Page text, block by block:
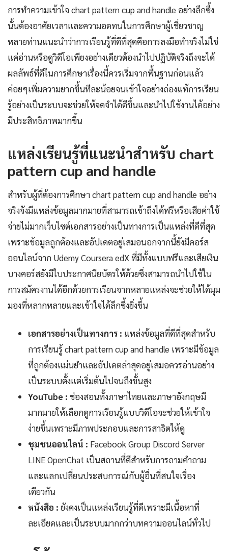
การทำความเข้าใจ chart pattern cup and handle อย่างลึกซึ้ง
นั้นต้องอาศัยเวลาและความอดทนในการศึกษาผู้เชี่ยวชาญ
หลายท่านแนะนำว่าการเรียนรู้ที่ดีที่สุดคือการลงมือทำจริงไม่ใช่
แค่อ่านหรือดูวิดีโอเพียงอย่างเดียวต้องนำไปปฏิบัติจริงถึงจะได้
ผลลัพธ์ที่ดีในการศึกษาเรื่องนี้ควรเริ่มจากพื้นฐานก่อนแล้ว
ค่อยๆเพิ่มความยากขึ้นทีละน้อยจนเข้าใจอย่างถ่องแท้การเรียน
รู้อย่างเป็นระบบจะช่วยให้จดจำได้ดีขึ้นและนำไปใช้งานได้อย่าง
มีประสิทธิภาพมากขึ้น
แหล่งเรียนรู้ที่แนะนำสำหรับ chart
pattern cup and handle
สำหรับผู้ที่ต้องการศึกษา chart pattern cup and handle อย่าง
จริงจังมีแหล่งข้อมูลมากมายที่สามารถเข้าถึงได้ฟรีหรือเสียค่าใช้
จ่ายไม่มากเว็บไซต์เอกสารอย่างเป็นทางการเป็นแหล่งที่ดีที่สุด
เพราะข้อมูลถูกต้องและอัปเดตอยู่เสมอนอกจากนี้ยังมีคอร์ส
ออนไลน์จาก Udemy Coursera edX ที่มีทั้งแบบฟรีและเสียเงิน
บางคอร์สยังมีใบประกาศนียบัตรให้ด้วยซึ่งสามารถนำไปใช้ใน
การสมัครงานได้อีกด้วยการเรียนจากหลายแหล่งจะช่วยให้ได้มุม
มองที่หลากหลายและเข้าใจได้ลึกซึ้งยิ่งขึ้น
เอกสารอย่างเป็นทางการ : แหล่งข้อมูลที่ดีที่สุดสำหรับ
การเรียนรู้ chart pattern cup and handle เพราะมีข้อมูล
ที่ถูกต้องแม่นยำและอัปเดตล่าสุดอยู่เสมอควรอ่านอย่าง
เป็นระบบตั้งแต่เริ่มต้นไปจนถึงขั้นสูง
YouTube : ช่องสอนทั้งภาษาไทยและภาษาอังกฤษมี
มากมายให้เลือกดูการเรียนรู้แบบวิดีโอจะช่วยให้เข้าใจ
ง่ายขึ้นเพราะมีภาพประกอบและการสาธิตให้ดู
ชุมชนออนไลน์ : Facebook Group Discord Server
LINE OpenChat เป็นสถานที่ดีสำหรับการถามคำถาม
และแลกเปลี่ยนประสบการณ์กับผู้อื่นที่สนใจเรื่อง
เดียวกัน
หนังสือ : ยังคงเป็นแหล่งเรียนรู้ที่ดีเพราะมีเนื้อหาที่
ละเอียดและเป็นระบบมากกว่าบทความออนไลน์ทั่วไป